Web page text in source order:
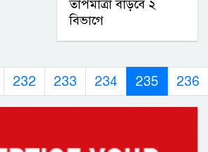
তাপমাত্রা বাড়বে ২
বিভাগে
232 233 234 235 236